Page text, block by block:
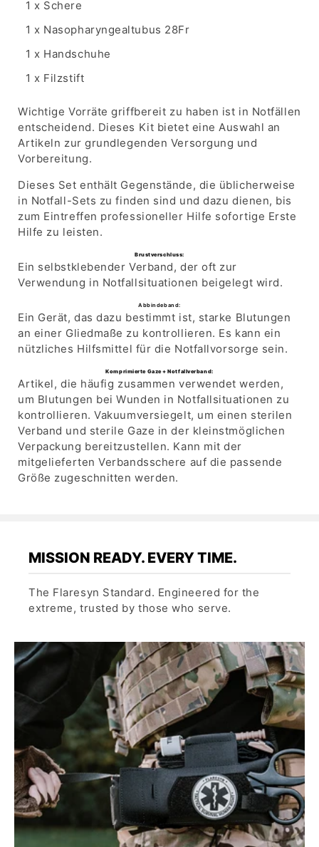
1 x Schere
1 x Nasopharyngealtubus 28Fr
1 x Handschuhe
1 x Filzstift
Wichtige Vorräte griffbereit zu haben ist in Notfällen
entscheidend. Dieses Kit bietet eine Auswahl an
Artikeln zur grundlegenden Versorgung und
Vorbereitung.
Dieses Set enthält Gegenstände, die üblicherweise
in Notfall-Sets zu finden sind und dazu dienen, bis
zum Eintreffen professioneller Hilfe sofortige Erste
Hilfe zu leisten.
Brustverschluss:
Ein selbstklebender Verband, der oft zur
Verwendung in Notfallsituationen beigelegt wird.
Abbindeband:
Ein Gerät, das dazu bestimmt ist, starke Blutungen
an einer Gliedmaße zu kontrollieren. Es kann ein
nützliches Hilfsmittel für die Notfallvorsorge sein.
Komprimierte Gaze + Notfallverband:
Artikel, die häufig zusammen verwendet werden,
um Blutungen bei Wunden in Notfallsituationen zu
kontrollieren. Vakuumversiegelt, um einen sterilen
Verband und sterile Gaze in der kleinstmöglichen
Verpackung bereitzustellen. Kann mit der
mitgelieferten Verbandsschere auf die passende
Größe zugeschnitten werden.
MISSION READY. EVERY TIME.
The Flaresyn Standard. Engineered for the
extreme, trusted by those who serve.